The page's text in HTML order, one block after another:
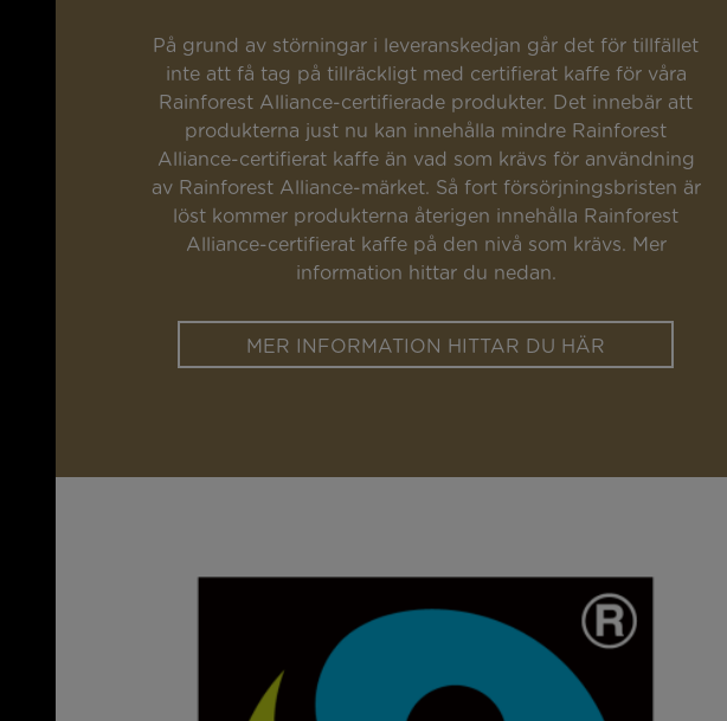
På grund av störningar i leveranskedjan går det för tillfället
inte att få tag på tillräckligt med certifierat kaffe för våra
Rainforest Alliance-certifierade produkter. Det innebär att
produkterna just nu kan innehålla mindre Rainforest
Alliance-certifierat kaffe än vad som krävs för användning
av Rainforest Alliance-märket. Så fort försörjningsbristen är
löst kommer produkterna återigen innehålla Rainforest
Alliance-certifierat kaffe på den nivå som krävs. Mer
information hittar du nedan.
MER INFORMATION HITTAR DU HÄR